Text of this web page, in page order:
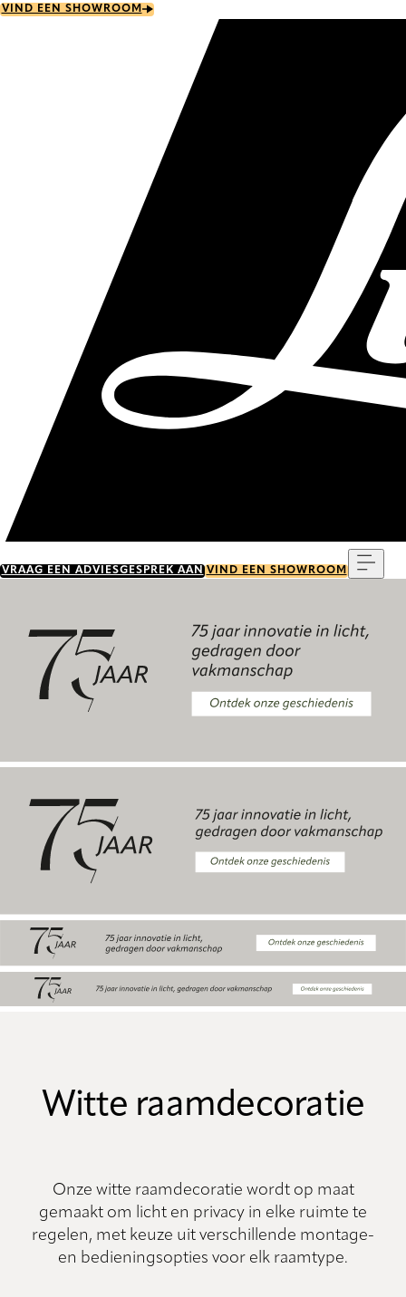
Skip
VIND EEN SHOWROOM
VRAAG EEN ADVIESGESPREK AAN VIND EEN SHOWROOM
Witte raamdecoratie
Onze witte raamdecoratie wordt op maat
gemaakt om licht en privacy in elke ruimte te
regelen, met keuze uit verschillende montage-
en bedieningsopties voor elk raamtype.